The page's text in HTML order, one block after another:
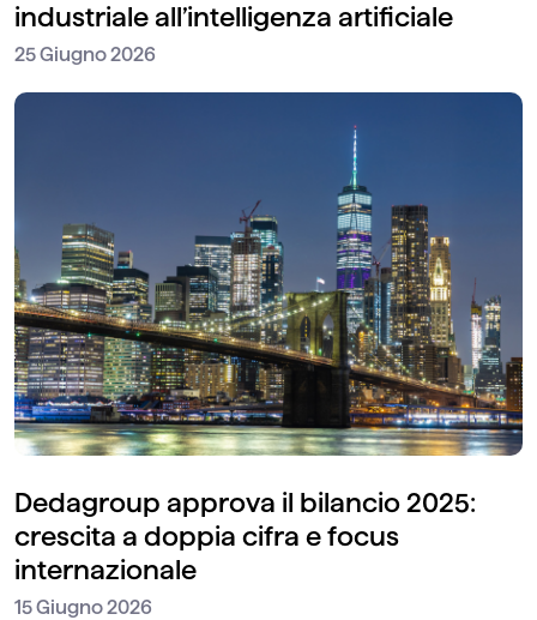
industriale all’intelligenza artificiale
25 Giugno 2026
Dedagroup approva il bilancio 2025:
crescita a doppia cifra e focus
internazionale
15 Giugno 2026